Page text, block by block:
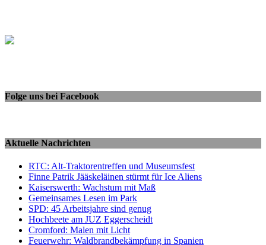
Folge uns bei Facebook
Aktuelle Nachrichten
RTC: Alt-Traktorentreffen und Museumsfest
Finne Patrik Jääskeläinen stürmt für Ice Aliens
Kaiserswerth: Wachstum mit Maß
Gemeinsames Lesen im Park
SPD: 45 Arbeitsjahre sind genug
Hochbeete am JUZ Eggerscheidt
Cromford: Malen mit Licht
Feuerwehr: Waldbrandbekämpfung in Spanien